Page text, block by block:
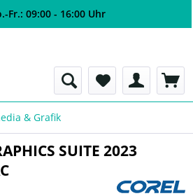
Fr.: 09:00 - 16:00 Uhr
& Grafik
SUITE 2023